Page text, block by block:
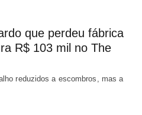
que perdeu fábrica
R$ 103 mil no The
reduzidos a escombros, mas a